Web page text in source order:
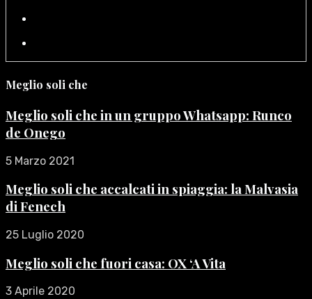
Meglio soli che
Meglio soli che in un gruppo Whatsapp: Runco
de Onego
5 Marzo 2021
Meglio soli che accalcati in spiaggia: la Malvasia
di Fenech
25 Luglio 2020
Meglio soli che fuori casa: OX ‘A Vita
3 Aprile 2020